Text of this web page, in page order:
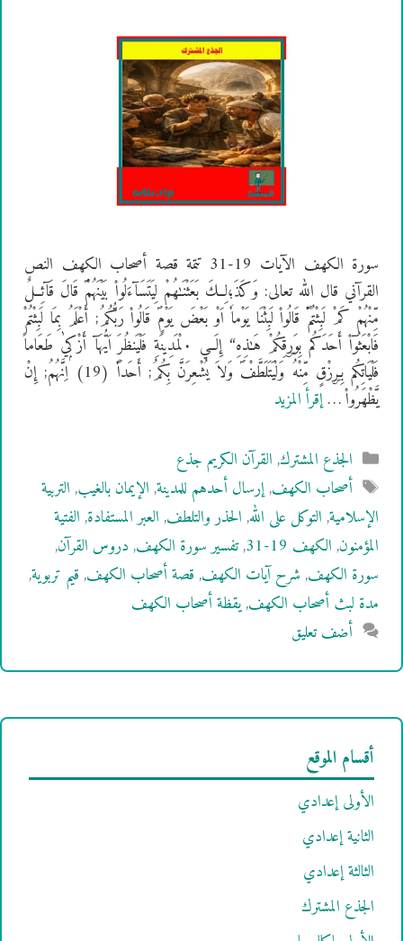
سورة الكهف الآيات 19-31 تتمة قصة أصحاب الكهف النص
القرآني قال الله تعالى: وَكَذَ؛لِــكَ بَعَثْنَـٰهُمْ لِيَتَسَآءَلُواْ بَيْنَهُمْؐ قَالَ قَآئِــلٌ
مِّنْهُمْ كَمْ لَبِثْتُمْؐ قَالُواْ لَبِثْنَا يَوْماٗ اَوْ بَعْضَ يَوْمٍؐ قَالُواْ رَبُّكُمُ; أَعْلَمُ بِمَا لَبِثْتُمْ
فَابْعَثُوٓاْ أَحَدَكُم بِوَرۣقِكُمْ هَـٰذِهِ“ إِلَــي ۰لْمَدِينَةِ فَلْيَنظُرَ اَيُّهَآ أَزْكۭيٰ طَعَاماً
فَلْيَاتِكُم بِـرۣزْقٍ مِّنْهُ وَلْيَتَلَطَّفْؐ وَلاَ يُشْعِرَنَّ بِكُمُ; أَحَداٗؐ (19) اِنَّهُمُ; إِنْ
يَّظْهَرُواْ …إقرأ المزيد
التصنيفات
الجذع المشترك,القرآن الكريم جذع
الوسوم
أصحاب الكهف,إرسال أحدهم للمدينة,الإيمان بالغيب,التربية
الإسلامية,التوكل على الله,الحذر والتلطف,العبر المستفادة,الفتية
المؤمنون,الكهف 19-31 ,تفسير سورة الكهف,دروس القرآن,
سورة الكهف,شرح آيات الكهف,قصة أصحاب الكهف,قيم تربوية,
مدة لبث أصحاب الكهف,يقظة أصحاب الكهف
أضف تعليق
أقسام الموقع
الأولى إعدادي
الثانية إعدادي
الثالثة إعدادي
الجذع المشترك